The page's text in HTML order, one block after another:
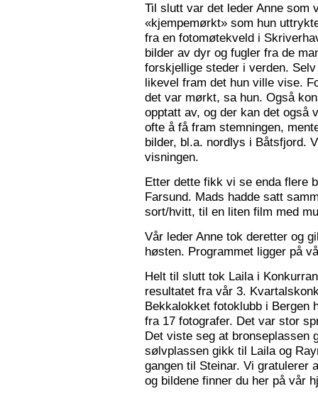
Til slutt var det leder Anne som
«kjempemørkt» som hun
fra en fotomøtekveld i
bilder av dyr og fugler fra de
forskjellige steder i verden.
likevel fram det hun ville vise.
det var mørkt, sa hun. Også
opptatt av, og der kan det
ofte å få fram stemningen,
bilder, bl.a. nordlys i Båtsfjord.
visningen.
Etter dette fikk vi se enda flere
Farsund. Mads hadde satt
sort/hvitt, til en liten film med
Vår leder Anne tok deretter og
høsten. Programmet ligger på
Helt til slutt tok Laila i
resultatet fra vår 3.
Bekkalokket fotoklubb i
fra 17 fotografer. Det var stor
Det viste seg at bronseplassen
sølvplassen gikk til Laila og
gangen til Steinar. Vi gratulerer
og bildene finner du her på vår